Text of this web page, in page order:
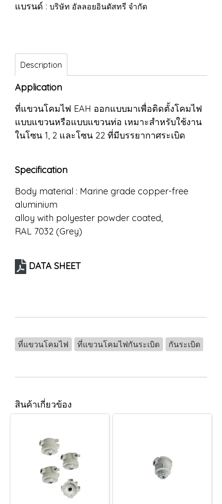
แบรนด์ : บริษัท อัลลอยอินดัสทรี จำกัด
Description
Application
ที่แขวนโคมไฟ EAH ออกแบบมาเพื่อติดตั้งโคมไฟ
แบบแขวนหรือแบบแขวนท่อ เหมาะสำหรับใช้งาน
ในโซน 1, 2 และโซน 22 ที่มีบรรยากาศระเบิด
Specification
Body material : Marine grade copper-free
aluminium
alloy with polyester powder coated,
RAL 7032 (Grey)
DATA SHEET
ที่แขวนโคมไฟ ที่แขวนโคมไฟกันระเบิด กันระเบิด
สินค้าเกี่ยวข้อง